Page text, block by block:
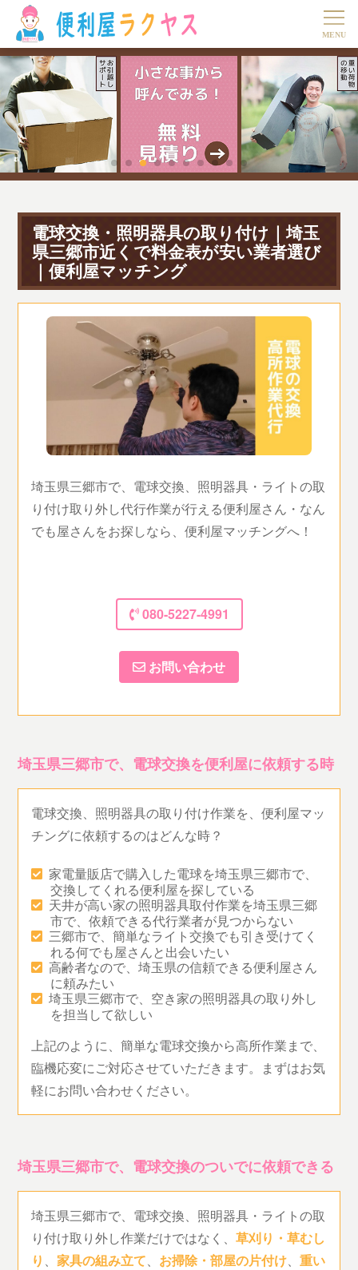
電球交換・照明器具の取り付け｜埼玉
県三郷市近くで料金表が安い業者選び
｜便利屋マッチング
埼玉県三郷市で、電球交換、照明器具・ライトの取
り付け取り外し代行作業が行える便利屋さん・なん
でも屋さんをお探しなら、便利屋マッチングへ！
080-5227-4991
お問い合わせ
埼玉県三郷市で、電球交換を便利屋に依頼する時
電球交換、照明器具の取り付け作業を、便利屋マッ
チングに依頼するのはどんな時？
家電量販店で購入した電球を埼玉県三郷市で、
交換してくれる便利屋を探している
天井が高い家の照明器具取付作業を埼玉県三郷
市で、依頼できる代行業者が見つからない
三郷市で、簡単なライト交換でも引き受けてく
れる何でも屋さんと出会いたい
高齢者なので、埼玉県の信頼できる便利屋さん
に頼みたい
埼玉県三郷市で、空き家の照明器具の取り外し
を担当して欲しい
上記のように、簡単な電球交換から高所作業まで、
臨機応変にご対応させていただきます。まずはお気
軽にお問い合わせください。
埼玉県三郷市で、電球交換のついでに依頼できる
埼玉県三郷市で、電球交換、照明器具・ライトの取
り付け取り外し作業だけではなく、草刈り・草むし
り 、家具の組み立て、 お掃除・部屋の片付け、重い